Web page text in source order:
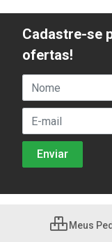
Cadastre-se
ofertas!
Meus